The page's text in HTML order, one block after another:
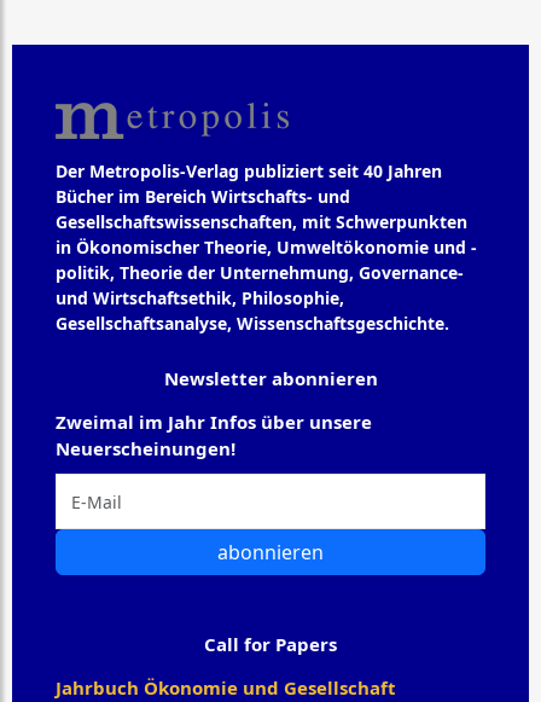
Der Metropolis-Verlag publiziert seit 40 Jahren
Bücher im Bereich Wirtschafts- und
Gesellschaftswissenschaften, mit Schwerpunkten
in Ökonomischer Theorie, Umweltökonomie und -
politik, Theorie der Unternehmung, Governance-
und Wirtschaftsethik, Philosophie,
Gesellschaftsanalyse, Wissenschaftsgeschichte.
Newsletter abonnieren
Zweimal im Jahr Infos über unsere
Neuerscheinungen!
abonnieren
Call for Papers
Jahrbuch Ökonomie und Gesellschaft